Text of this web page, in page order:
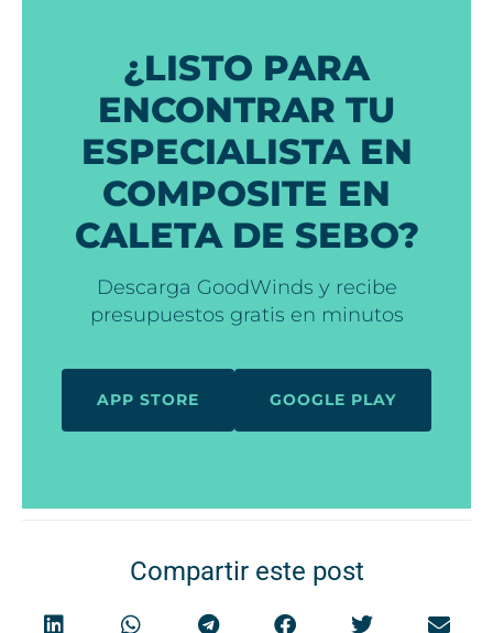
¿LISTO PARA
ENCONTRAR TU
ESPECIALISTA EN
COMPOSITE EN
CALETA DE SEBO?
Descarga GoodWinds y recibe
presupuestos gratis en minutos
APP STORE GOOGLE PLAY
Compartir este post